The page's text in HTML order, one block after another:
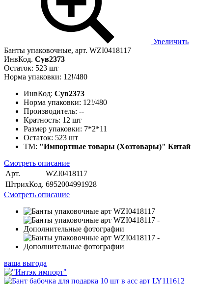
Увеличить
Банты упаковочные, арт. WZI0418117
ИнвКод. Сув2373
Остаток: 523 шт
Норма упаковки: 12!/480
ИнвКод: Сув2373
Норма упаковки: 12!/480
Производитель: --
Кратность: 12 шт
Размер упаковки: 7*2*11
Остаток: 523 шт
ТМ: "Импортные товары (Хозтовары)" Китай
Смотреть описание
Арт.
WZI0418117
ШтрихКод. 6952004991928
Смотреть описание
ваша выгода